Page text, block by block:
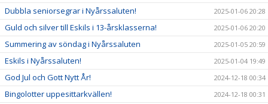
Dubbla seniorsegrar i Nyårssaluten! 2025-01-06 20:28
Guld och silver till Eskils i 13-årsklasserna! 2025-01-06 20:20
Summering av söndag i Nyårssaluten 2025-01-05 20:59
Eskils i Nyårssaluten! 2025-01-04 19:49
God Jul och Gott Nytt År! 2024-12-18 00:34
Bingolotter uppesittarkvällen! 2024-12-18 00:31